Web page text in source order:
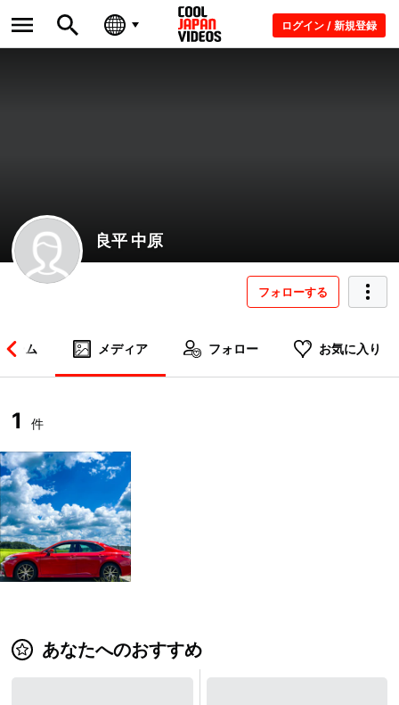
ログイン / 新規登録
良平 中原
フォローする
ホーム メディア フォロー お気に入り
1 件
あなたへのおすすめ